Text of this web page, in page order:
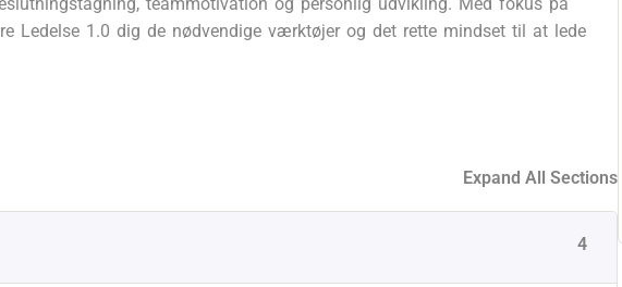
Ledelse 1.0 dig de nødvendige værktøjer og det rette mindset til at lede
Expand All Sections
4